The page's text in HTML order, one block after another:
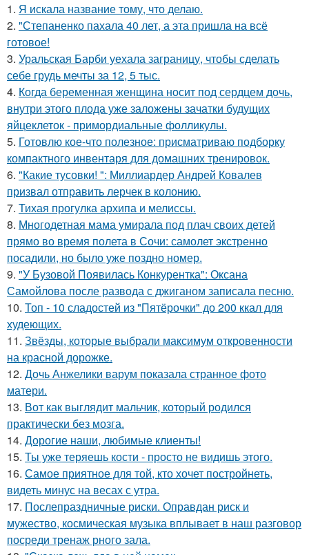
1. Я искала название тому, что делаю.
2. "Степаненко пахала 40 лет, а эта пришла на всё
готовое!
3. Уральская Барби уехала заграницу, чтобы сделать
себе грудь мечты за 12, 5 тыс.
4. Когда беременная женщина носит под сердцем дочь,
внутри этого плода уже заложены зачатки будущих
яйцеклеток - примордиальные фолликулы.
5. Готовлю кое-что полезное: присматриваю подборку
компактного инвентаря для домашних тренировок.
6. "Какие тусовки! ": Миллиардер Андрей Ковалев
призвал отправить лерчек в колонию.
7. Тихая прогулка архипа и мелиссы.
8. Многодетная мама умирала под плач своих детей
прямо во время полета в Сочи: самолет экстренно
посадили, но было уже поздно номер.
9. "У Бузовой Появилась Конкурентка": Оксана
Самойлова после развода с джиганом записала песню.
10. Топ - 10 сладостей из "Пятёрочки" до 200 ккал для
худеющих.
11. Звёзды, которые выбрали максимум откровенности
на красной дорожке.
12. Дочь Анжелики варум показала странное фото
матери.
13. Вот как выглядит мальчик, который родился
практически без мозга.
14. Дорогие наши, любимые клиенты!
15. Ты уже теряешь кости - просто не видишь этого.
16. Самое приятное для той, кто хочет постройнеть,
видеть минус на весах с утра.
17. Послепраздничные риски. Оправдан риск и
мужество, космическая музыка вплывает в наш разговор
посреди тренаж рного зала.